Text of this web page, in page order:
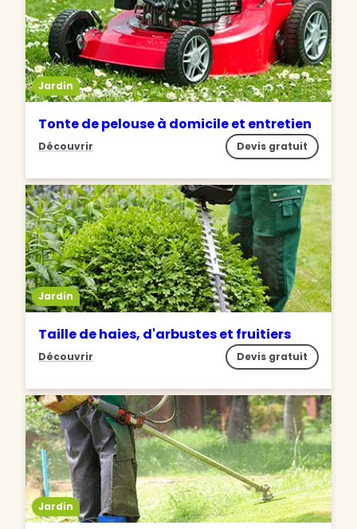
Jardin
Tonte de pelouse à domicile et entretien
Découvrir Devis gratuit
Jardin
Taille de haies, d'arbustes et fruitiers
Découvrir Devis gratuit
Jardin